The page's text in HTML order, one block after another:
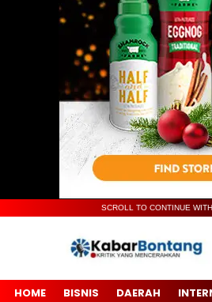
SCROLL TO CONTINUE
HOME BISNIS DAERAH